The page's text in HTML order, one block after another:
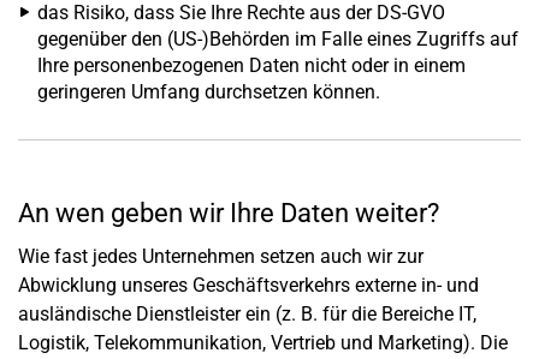
das Risiko, dass Sie Ihre Rechte aus der DS-GVO
gegenüber den (US-)Behörden im Falle eines Zugriffs auf
Ihre personenbezogenen Daten nicht oder in einem
geringeren Umfang durchsetzen können.
An wen geben wir Ihre Daten weiter?
Wie fast jedes Unternehmen setzen auch wir zur
Abwicklung unseres Geschäftsverkehrs externe in- und
ausländische Dienstleister ein (z. B. für die Bereiche IT,
Logistik, Telekommunikation, Vertrieb und Marketing). Die